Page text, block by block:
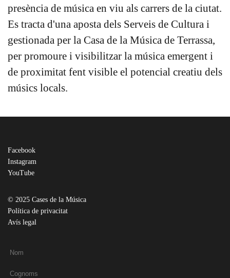
presència de música en viu als carrers de la ciutat.
Es tracta d'una aposta dels Serveis de Cultura i
gestionada per la Casa de la Música de Terrassa,
per promoure i visibilitzar la música emergent i
de proximitat fent visible el potencial creatiu dels
músics locals.
Facebook
Instagram
YouTube
© 2025 Cases de la Música
Política de privacitat
Avís legal